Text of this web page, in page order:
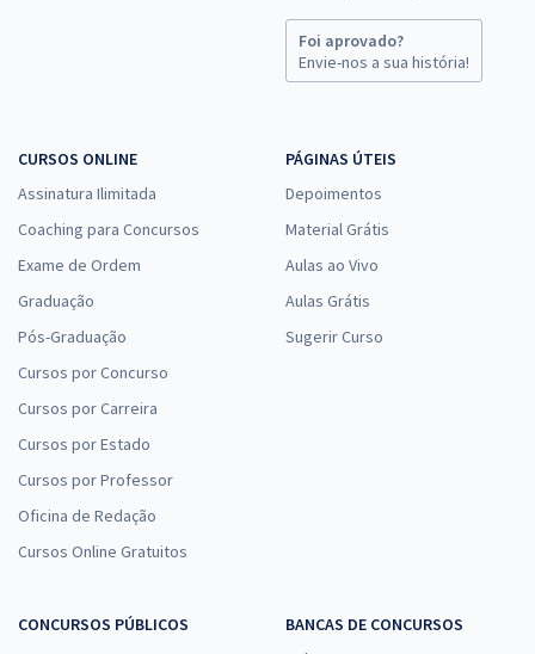
Foi aprovado?
Envie-nos a sua história!
CURSOS ONLINE
Assinatura Ilimitada
Coaching para Concursos
Exame de Ordem
Graduação
Pós-Graduação
Cursos por Concurso
Cursos por Carreira
Cursos por Estado
Cursos por Professor
Oficina de Redação
Cursos Online Gratuitos
PÁGINAS ÚTEIS
Depoimentos
Material Grátis
Aulas ao Vivo
Aulas Grátis
Sugerir Curso
CONCURSOS PÚBLICOS
BANCAS DE CONCURSOS